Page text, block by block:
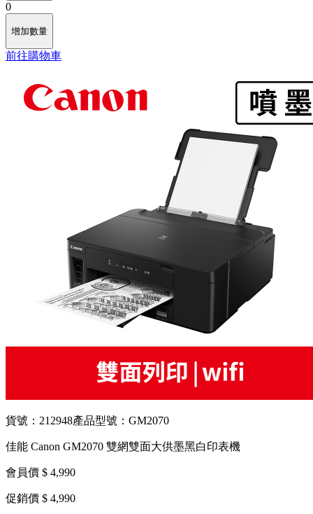
0
增加數量
前往購物車
貨號：212948產品型號：GM2070
佳能 Canon GM2070 雙網雙面大供墨黑白印表機
會員價 $ 4,990
促銷價 $ 4,990